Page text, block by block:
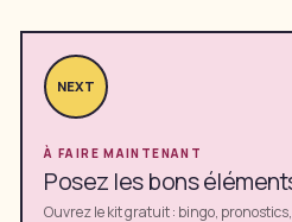
NEXT
À FAIRE MAINTENANT
Posez les bons
Ouvrez le kit gratuit : bingo,